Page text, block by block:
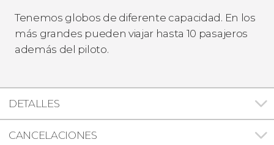
Tenemos globos de diferente capacidad. En los
más grandes pueden viajar hasta 10 pasajeros
además del piloto.
DETALLES
CANCELACIONES